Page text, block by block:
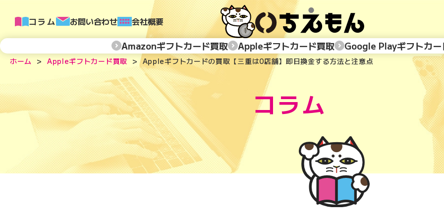
コラム お問い合わせ 会社概要
Amazonギフトカード買取 Appleギフトカード買取 Google Playギフトカー
ホーム Appleギフトカード買取 Appleギフトカードの買取【三重は0店舗】即日換金する方法と注意点
コラム